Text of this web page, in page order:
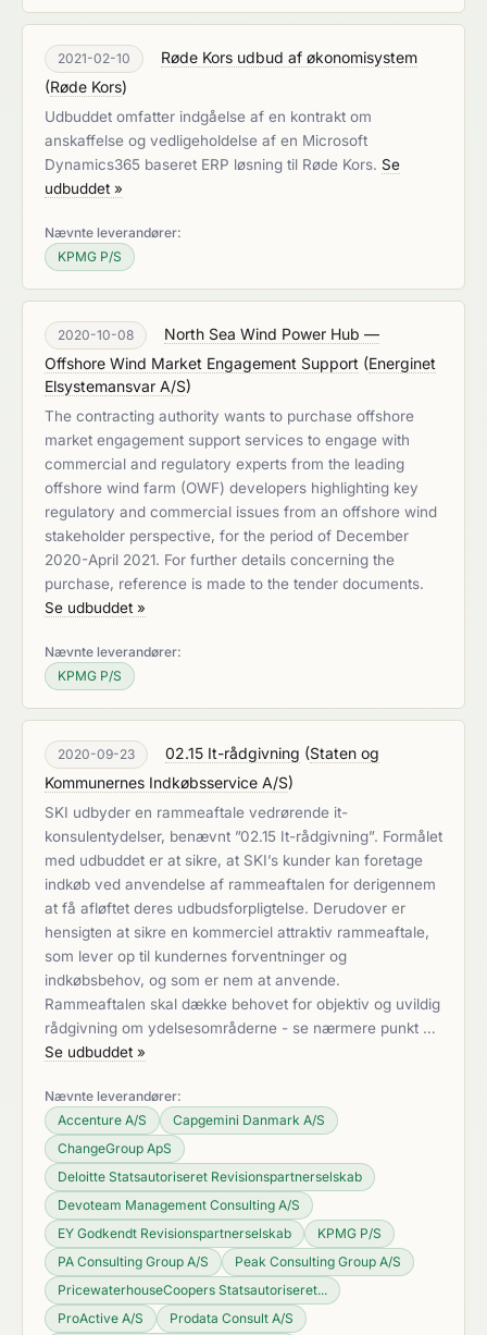
2021-02-10
Røde Kors udbud af økonomisystem
(Røde Kors)
Udbuddet omfatter indgåelse af en kontrakt om
anskaffelse og vedligeholdelse af en Microsoft
Dynamics365 baseret ERP løsning til Røde Kors. Se
udbuddet »
Nævnte leverandører:
KPMG P/S
2020-10-08
North Sea Wind Power Hub —
Offshore Wind Market Engagement Support (Energinet
Elsystemansvar A/S)
The contracting authority wants to purchase offshore
market engagement support services to engage with
commercial and regulatory experts from the leading
offshore wind farm (OWF) developers highlighting key
regulatory and commercial issues from an offshore wind
stakeholder perspective, for the period of December
2020-April 2021. For further details concerning the
purchase, reference is made to the tender documents.
Se udbuddet »
Nævnte leverandører:
KPMG P/S
2020-09-23 02.15 It-rådgivning (Staten og
Kommunernes Indkøbsservice A/S)
SKI udbyder en rammeaftale vedrørende it-
konsulentydelser, benævnt ”02.15 It-rådgivning”. Formålet
med udbuddet er at sikre, at SKI’s kunder kan foretage
indkøb ved anvendelse af rammeaftalen for derigennem
at få afløftet deres udbudsforpligtelse. Derudover er
hensigten at sikre en kommerciel attraktiv rammeaftale,
som lever op til kundernes forventninger og
indkøbsbehov, og som er nem at anvende.
Rammeaftalen skal dække behovet for objektiv og uvildig
rådgivning om ydelsesområderne - se nærmere punkt …
Se udbuddet »
Nævnte leverandører:
Accenture A/S
Capgemini Danmark A/S
ChangeGroup ApS
Deloitte Statsautoriseret Revisionspartnerselskab
Devoteam Management Consulting A/S
EY Godkendt Revisionspartnerselskab
KPMG P/S
PA Consulting Group A/S
Peak Consulting Group A/S
PricewaterhouseCoopers Statsautoriseret...
ProActive A/S
Prodata Consult A/S